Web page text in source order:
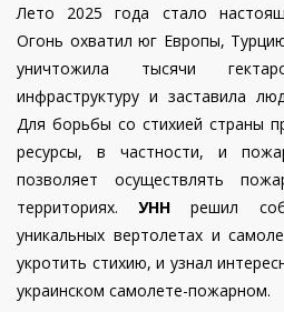
Лето 2025 года стало
Огонь охватил юг Европы,
уничтожила тысячи
инфраструктуру и заставила
Для борьбы со стихией страны
ресурсы, в частности, и
позволяет осуществлять
территориях.УНН решил
уникальных вертолетах и
укротить стихию, и узнал
украинском самолете-пожарном.